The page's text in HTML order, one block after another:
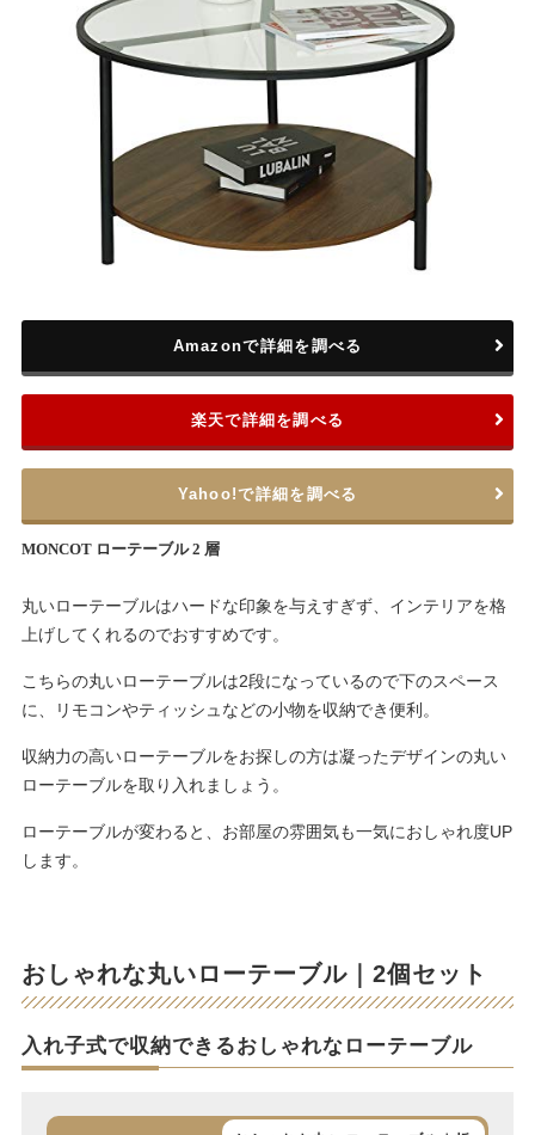
MONCOT ローテーブル 2 層
Amazonで詳細を調べる
楽天で詳細を調べる
Yahoo!で詳細を調べる
丸いローテーブルはハードな印象を与えすぎず、インテリアを格
上げしてくれるのでおすすめです。
こちらの丸いローテーブルは2段になっているので下のスペース
に、リモコンやティッシュなどの小物を収納でき便利。
収納力の高いローテーブルをお探しの方は凝ったデザインの丸い
ローテーブルを取り入れましょう。
ローテーブルが変わると、お部屋の雰囲気も一気におしゃれ度UP
します。
おしゃれな丸いローテーブル｜2個セット
入れ子式で収納できるおしゃれなローテーブル